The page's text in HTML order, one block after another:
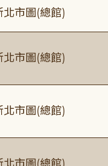
北市圖(總館)
北市圖(總館)
北市圖(總館)